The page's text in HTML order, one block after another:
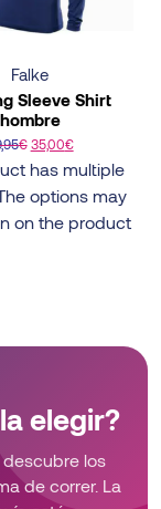
Falke
Sleeve Shirt
hombre
€ 35,00€
has multiple
options may
on the product
elegir?
los
de correr. La